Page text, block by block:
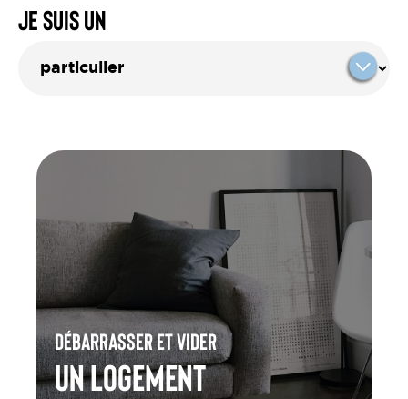
Je suis un
Débarrasser et vider
un Logement